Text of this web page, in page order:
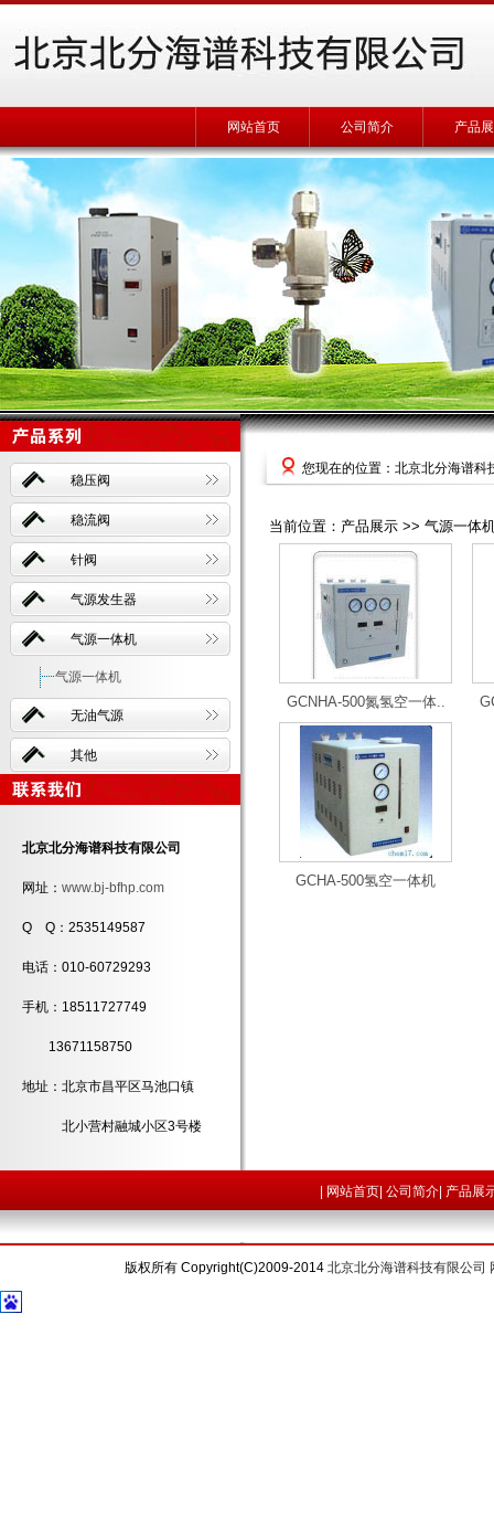
网站首页 公司简介 产品
稳压阀
稳流阀
针阀
气源发生器
气源一体机
气源一体机
无油气源
其他
北京北分海谱科技有限公司
网址： www.bj-bfhp.com
Q Q：2535149587
电话：010-60729293
手机：18511727749
13671158750
地址：北京市昌平区马池口镇
北小营村融城小区3号楼
您现在的位置：北京北分海谱科
当前位置：产品展示 >> 气源一体
GCNHA-500氮氢空一体..
GCHA-500氢空一体机
网站首页| 公司简介| 产品展
版权所有 Copyright(C)2009-2014 北京北分海谱科技有限公司